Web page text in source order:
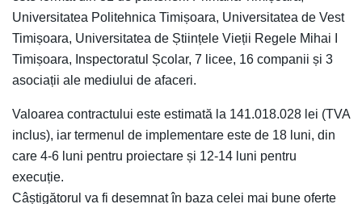
Universitatea Politehnica Timișoara, Universitatea de Vest
Timișoara, Universitatea de Științele Vieții Regele Mihai I
Timișoara, Inspectoratul Școlar, 7 licee, 16 companii și 3
asociații ale mediului de afaceri.
Valoarea contractului este estimată la 141.018.028 lei (TVA
inclus), iar termenul de implementare este de 18 luni, din
care 4-6 luni pentru proiectare și 12-14 luni pentru
execuție.
Câștigătorul va fi desemnat în baza celei mai bune oferte